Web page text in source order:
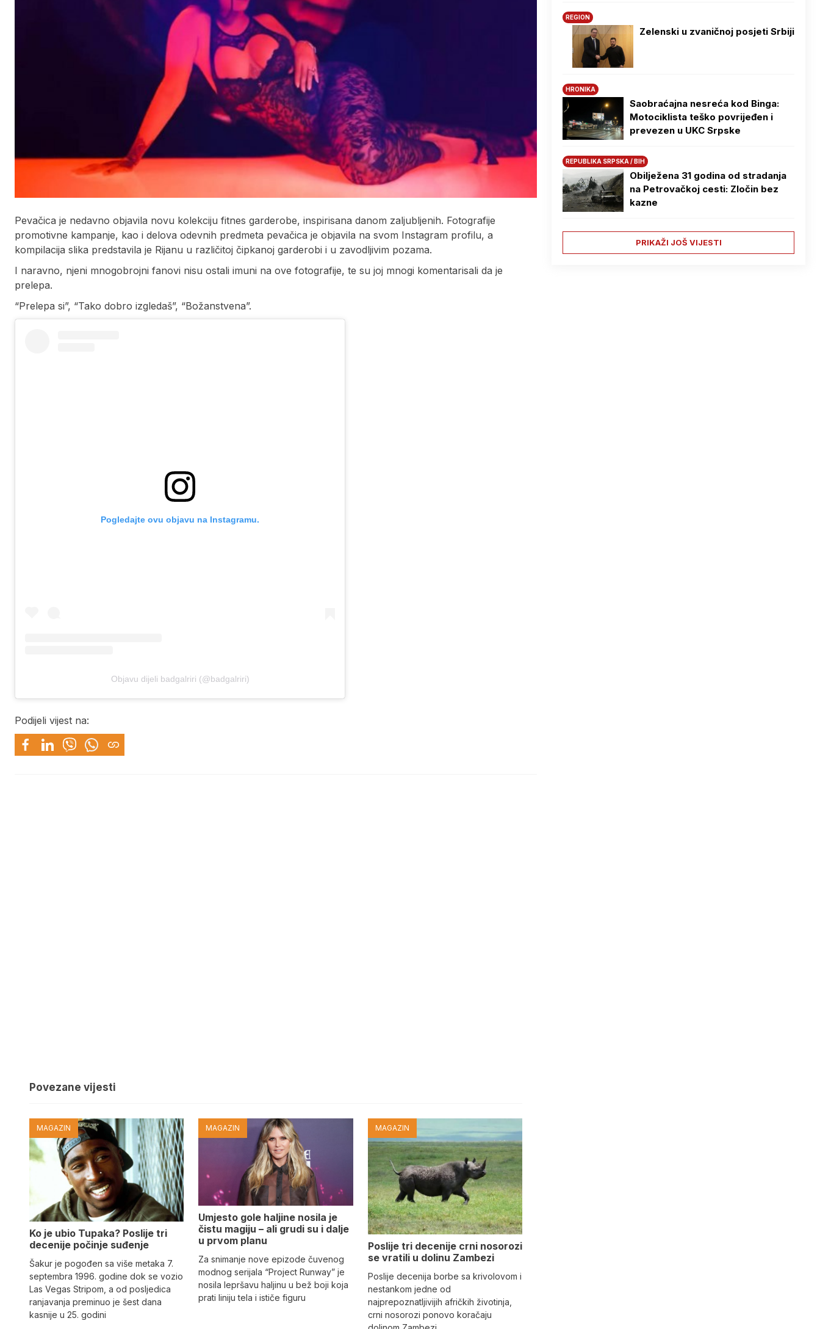
Pevačica je nedavno objavila novu kolekciju fitnes garderobe, inspirisana danom zaljubljenih. Fotografije
promotivne kampanje, kao i delova odevnih predmeta pevačica je objavila na svom Instagram profilu, a
kompilacija slika predstavila je Rijanu u različitoj čipkanoj garderobi i u zavodljivim pozama.
I naravno, njeni mnogobrojni fanovi nisu ostali imuni na ove fotografije, te su joj mnogi komentarisali da je
prelepa.
“Prelepa si”, “Tako dobro izgledaš”, “Božanstvena”.
Pogledajte ovu objavu na Instagramu.
Objavu dijeli badgalriri (@badgalriri)
Podijeli vijest na:
Povezane vijesti
MAGAZIN
Ko je ubio Tupaka? Poslije tri
decenije počinje suđenje
Šakur je pogođen sa više metaka 7.
septembra 1996. godine dok se vozio
Las Vegas Stripom, a od posljedica
ranjavanja preminuo je šest dana
kasnije u 25. godini
MAGAZIN
Umjesto gole haljine nosila je
čistu magiju – ali grudi su i dalje
u prvom planu
Za snimanje nove epizode čuvenog
modnog serijala “Project Runway” je
nosila lepršavu haljinu u bež boji koja
prati liniju tela i ističe figuru
MAGAZIN
Poslije tri decenije crni nosorozi
se vratili u dolinu Zambezi
Poslije decenija borbe sa krivolovom i
nestankom jedne od
najprepoznatljivijih afričkih životinja,
crni nosorozi ponovo koračaju
REGION
Zelenski u zvaničnoj posjeti Srbiji
HRONIKA
Saobraćajna nesreća kod Binga:
Motociklista teško povrijeđen i
prevezen u UKC Srpske
REPUBLIKA SRPSKA / BIH
Obilježena 31 godina od stradanja
na Petrovačkoj cesti: Zločin bez
kazne
PRIKAŽI JOŠ VIJESTI